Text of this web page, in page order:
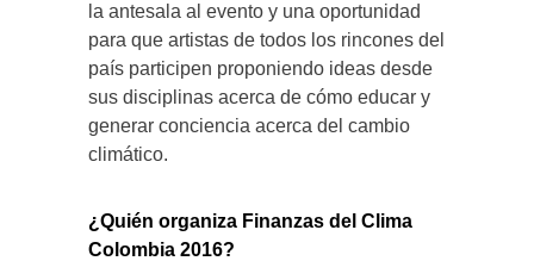
la antesala al evento y una oportunidad
para que artistas de todos los rincones del
país participen proponiendo ideas desde
sus disciplinas acerca de cómo educar y
generar conciencia acerca del cambio
climático.
¿Quién organiza Finanzas del Clima
Colombia 2016?